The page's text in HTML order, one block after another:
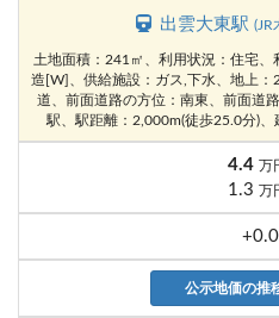
出雲大東駅(JR
土地面積：241㎡、利用状況：住宅
造[W]、供給施設：ガス,下水、地上
道、前面道路の方位：南東、前面道
駅、駅距離：2,000m(徒歩25.0分)
4.4 万
1.3 万
公示地価の推